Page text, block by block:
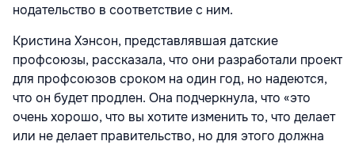
нодательство в соответствие с ним.
Кристина Хэнсон, представлявшая дат­ские
профсоюзы, рассказала, что они раз­работали проект
для профсоюзов сроком на один год, но надеются,
что он будет продлен. Она подчеркнула, что «это
очень хорошо, что вы хотите изменить то, что делает
или не делает правительство, но для этого должна